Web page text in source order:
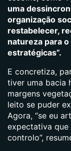
uma
organização
restabelecer,
natureza para
estratégicas”.
E concretiza,
tiver uma bacia
margens
leito se puder
Agora, “se eu
expectativa que
controlo”,